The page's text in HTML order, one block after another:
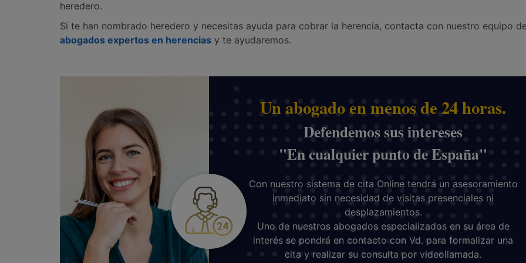
heredero.
Si te han nombrado heredero y necesitas ayuda para cobrar la herencia, contacta con nuestro equipo
abogados expertos en herencias y te ayudaremos.
Un abogado en menos de 24 horas.
Defendemos sus intereses
"En cualquier punto de España"
Con nuestro sistema de cita Online tendrá un asesoramiento
inmediato sin necesidad de visitas presenciales ni
desplazamientos.
Uno de nuestros abogados especializados en su área de
interés se pondrá en contacto con Vd. para formalizar una
cita y realizar su consulta por videollamada.